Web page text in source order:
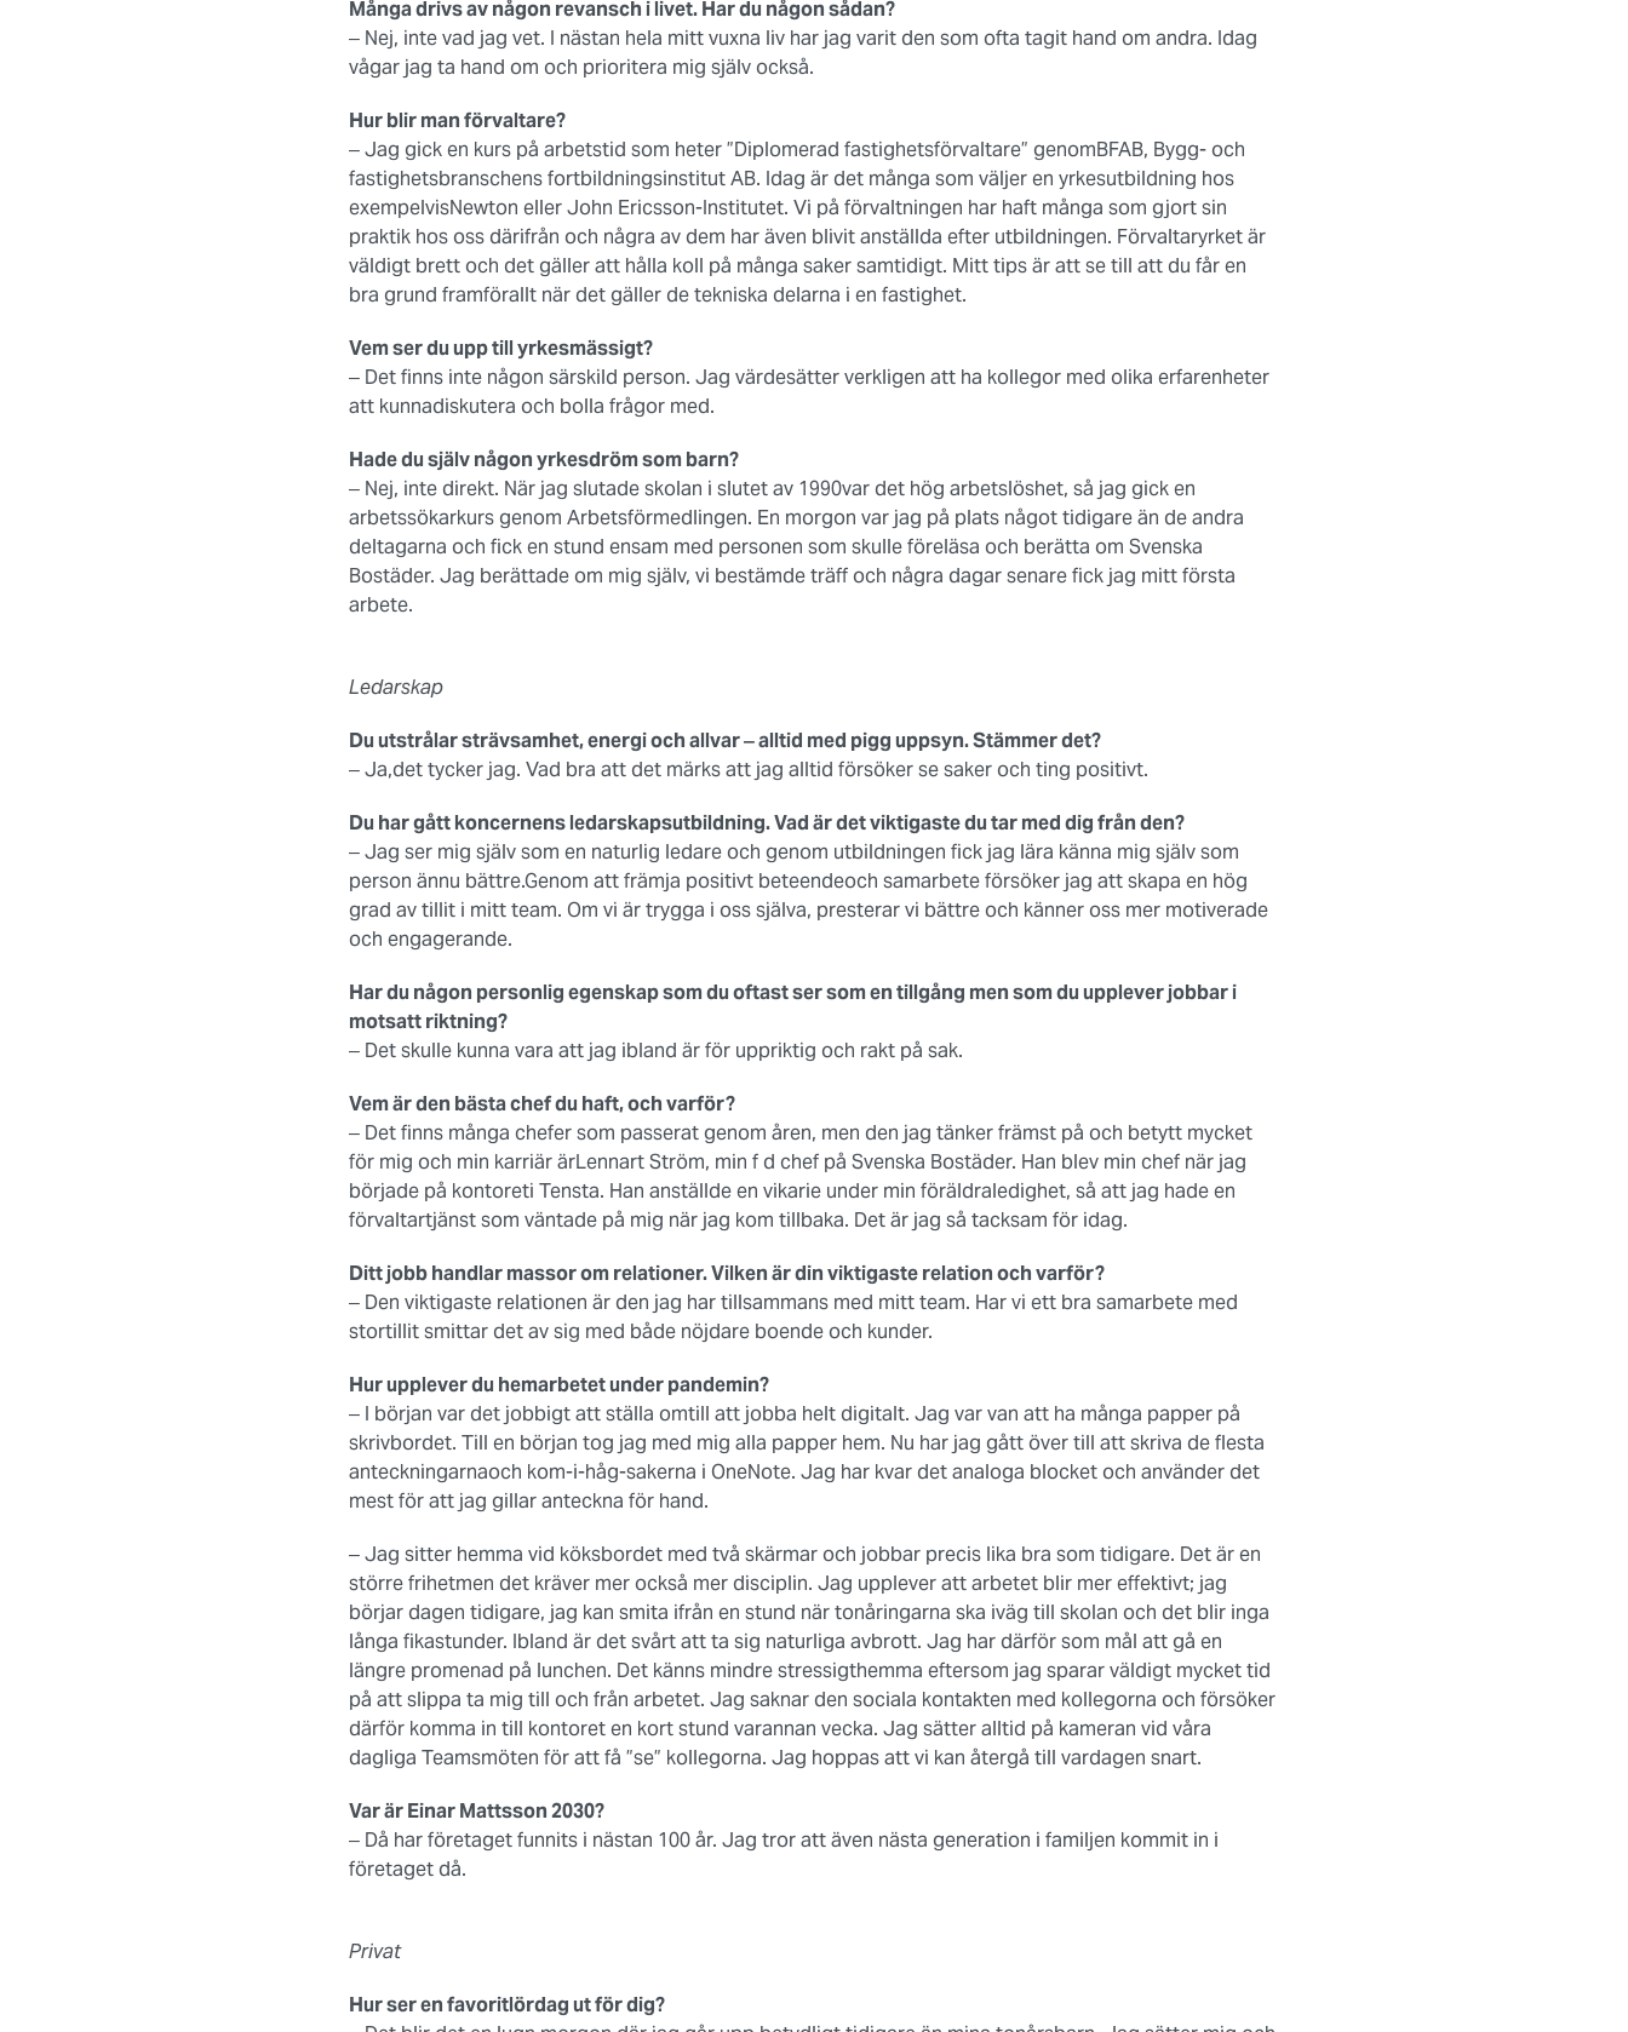
Många drivs av någon revansch i livet. Har du någon sådan?
‒ Nej, inte vad jag vet. I nästan hela mitt vuxna liv har jag varit den som ofta tagit hand om andra. Idag
vågar jag ta hand om och prioritera mig själv också.
Hur blir man förvaltare?
‒ Jag gick en kurs på arbetstid som heter ”Diplomerad fastighetsförvaltare” genomBFAB, Bygg- och
fastighetsbranschens fortbildningsinstitut AB. Idag är det många som väljer en yrkesutbildning hos
exempelvisNewton eller John Ericsson-Institutet. Vi på förvaltningen har haft många som gjort sin
praktik hos oss därifrån och några av dem har även blivit anställda efter utbildningen. Förvaltaryrket är
väldigt brett och det gäller att hålla koll på många saker samtidigt. Mitt tips är att se till att du får en
bra grund framförallt när det gäller de tekniska delarna i en fastighet.
Vem ser du upp till yrkesmässigt?
‒ Det finns inte någon särskild person. Jag värdesätter verkligen att ha kollegor med olika erfarenheter
att kunnadiskutera och bolla frågor med.
Hade du själv någon yrkesdröm som barn?
‒ Nej, inte direkt. När jag slutade skolan i slutet av 1990var det hög arbetslöshet, så jag gick en
arbetssökarkurs genom Arbetsförmedlingen. En morgon var jag på plats något tidigare än de andra
deltagarna och fick en stund ensam med personen som skulle föreläsa och berätta om Svenska
Bostäder. Jag berättade om mig själv, vi bestämde träff och några dagar senare fick jag mitt första
arbete.
Ledarskap
Du utstrålar strävsamhet, energi och allvar ‒ alltid med pigg uppsyn. Stämmer det?
‒ Ja,det tycker jag. Vad bra att det märks att jag alltid försöker se saker och ting positivt.
Du har gått koncernens ledarskapsutbildning. Vad är det viktigaste du tar med dig från den?
‒ Jag ser mig själv som en naturlig ledare och genom utbildningen fick jag lära känna mig själv som
person ännu bättre.Genom att främja positivt beteendeoch samarbete försöker jag att skapa en hög
grad av tillit i mitt team. Om vi är trygga i oss själva, presterar vi bättre och känner oss mer motiverade
och engagerande.
Har du någon personlig egenskap som du oftast ser som en tillgång men som du upplever jobbar i
motsatt riktning?
‒ Det skulle kunna vara att jag ibland är för uppriktig och rakt på sak.
Vem är den bästa chef du haft, och varför?
‒ Det finns många chefer som passerat genom åren, men den jag tänker främst på och betytt mycket
för mig och min karriär ärLennart Ström, min f d chef på Svenska Bostäder. Han blev min chef när jag
började på kontoreti Tensta. Han anställde en vikarie under min föräldraledighet, så att jag hade en
förvaltartjänst som väntade på mig när jag kom tillbaka. Det är jag så tacksam för idag.
Ditt jobb handlar massor om relationer. Vilken är din viktigaste relation och varför?
‒ Den viktigaste relationen är den jag har tillsammans med mitt team. Har vi ett bra samarbete med
stortillit smittar det av sig med både nöjdare boende och kunder.
Hur upplever du hemarbetet under pandemin?
‒ I början var det jobbigt att ställa omtill att jobba helt digitalt. Jag var van att ha många papper på
skrivbordet. Till en början tog jag med mig alla papper hem. Nu har jag gått över till att skriva de flesta
anteckningarnaoch kom-i-håg-sakerna i OneNote. Jag har kvar det analoga blocket och använder det
mest för att jag gillar anteckna för hand.
‒ Jag sitter hemma vid köksbordet med två skärmar och jobbar precis lika bra som tidigare. Det är en
större frihetmen det kräver mer också mer disciplin. Jag upplever att arbetet blir mer effektivt; jag
börjar dagen tidigare, jag kan smita ifrån en stund när tonåringarna ska iväg till skolan och det blir inga
långa fikastunder. Ibland är det svårt att ta sig naturliga avbrott. Jag har därför som mål att gå en
längre promenad på lunchen. Det känns mindre stressigthemma eftersom jag sparar väldigt mycket tid
på att slippa ta mig till och från arbetet. Jag saknar den sociala kontakten med kollegorna och försöker
därför komma in till kontoret en kort stund varannan vecka. Jag sätter alltid på kameran vid våra
dagliga Teamsmöten för att få ”se” kollegorna. Jag hoppas att vi kan återgå till vardagen snart.
Var är Einar Mattsson 2030?
‒ Då har företaget funnits i nästan 100 år. Jag tror att även nästa generation i familjen kommit in i
företaget då.
Privat
Hur ser en favoritlördag ut för dig?